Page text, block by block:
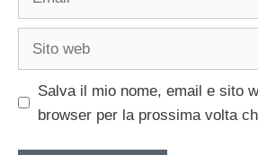
Salva il mio nome, email e sito
browser per la prossima volta